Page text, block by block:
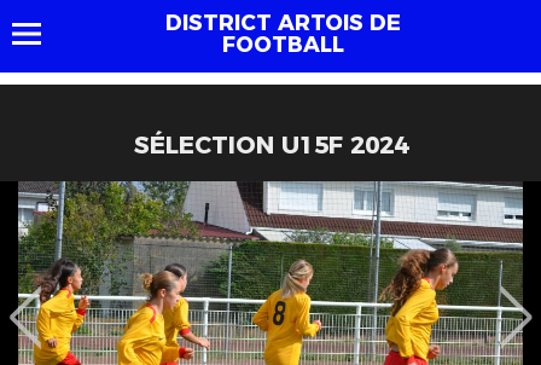
DISTRICT ARTOIS DE
FOOTBALL
SÉLECTION U15F 2024